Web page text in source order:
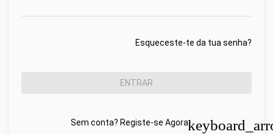
Esqueceste-te da tua senha?
ENTRAR
Sem conta? Registe-se Agora